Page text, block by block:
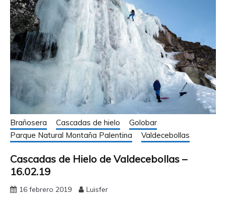
Brañosera Cascadas de hielo
Golobar
Parque Natural Montaña Palentina
Valdecebollas
Cascadas de Hielo de Valdecebollas –
16.02.19
16 febrero 2019 Luisfer